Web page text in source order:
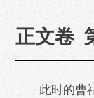
正文卷
此时的曹祜